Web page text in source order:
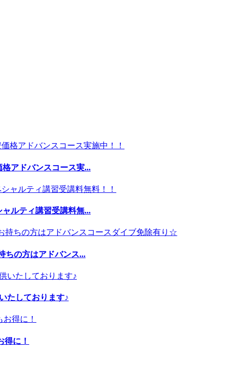
アドバンスコース実...
ルティ講習受講料無...
ちの方はアドバンス...
たしております♪
得に！